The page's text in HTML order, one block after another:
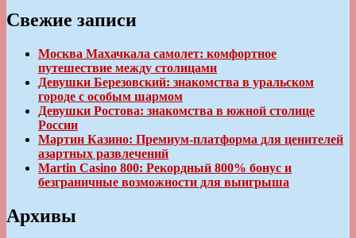
Свежие записи
Москва Махачкала самолет: комфортное
путешествие между столицами
Девушки Березовский: знакомства в уральском
городе с особым шармом
Девушки Ростова: знакомства в южной столице
России
Мартин Казино: Премиум-платформа для ценителей
азартных развлечений
Martin Casino 800: Рекордный 800% бонус и
безграничные возможности для выигрыша
Архивы